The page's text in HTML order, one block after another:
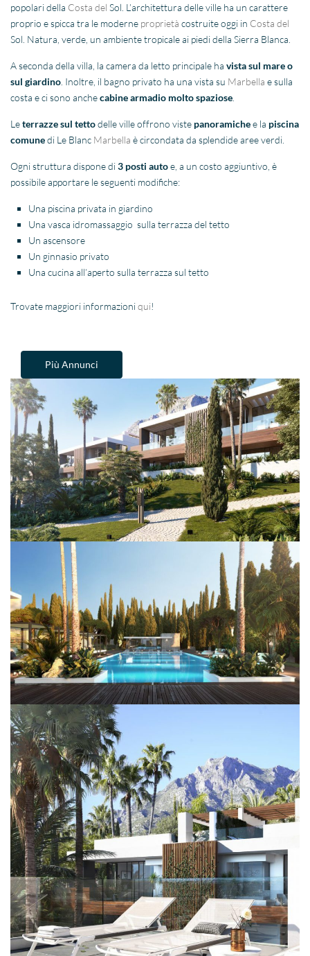
popolari della Costa del Sol. L’architettura delle ville ha un carattere
proprio e spicca tra le moderne proprietà costruite oggi in Costa del
Sol. Natura, verde, un ambiente tropicale ai piedi della Sierra Blanca.
A seconda della villa, la camera da letto principale havista sul mare o
sul giardino . Inoltre, il bagno privato ha una vista su Marbella e sulla
costa e ci sono anchecabine armadio molto spaziose
Leterrazze sul tettodelle ville offrono viste panoramichee la piscina
comunedi Le Blanc Marbella è circondata da splendide aree verdi.
Ogni struttura dispone di3 posti autoe, a un costo aggiuntivo, è
possibile apportare le seguenti modifiche:
Una piscina privata in giardino
Una vasca idromassaggio sulla terrazza del tetto
Un ascensore
Un ginnasio privato
Una cucina all’aperto sulla terrazza sul tetto
Trovate maggiori informazioniqui!
Più Annunci